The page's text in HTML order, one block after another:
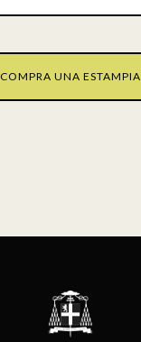
COMPRA UNA ESTAMPIA